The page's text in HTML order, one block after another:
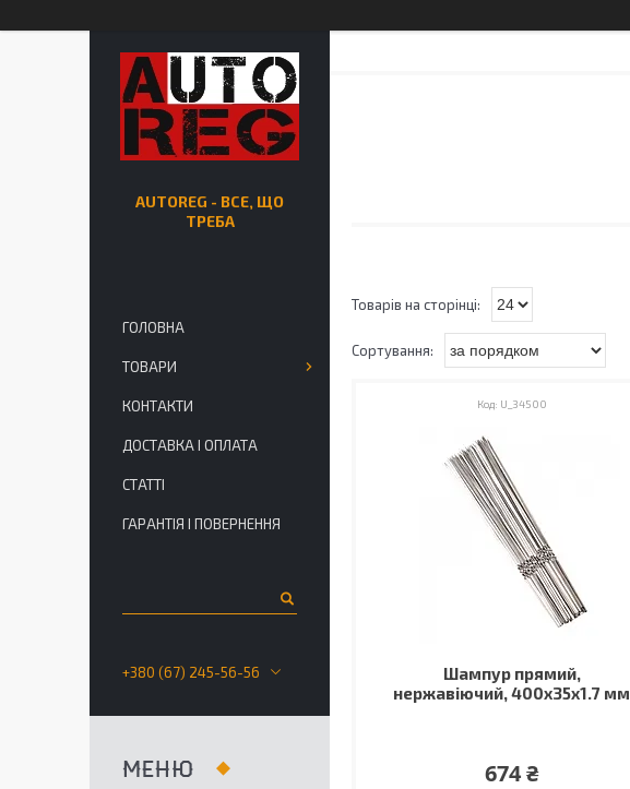
U_34500
Шампур прямий,
нержавіючий, 400x35x1.7 мм
674 ₴
AUTOREG - ВСЕ, ЩО
ТРЕБА
ГОЛОВНА
ТОВАРИ
КОНТАКТИ
ДОСТАВКА І ОПЛАТА
СТАТТІ
ГАРАНТІЯ І ПОВЕРНЕННЯ
+380 (67) 245-56-56